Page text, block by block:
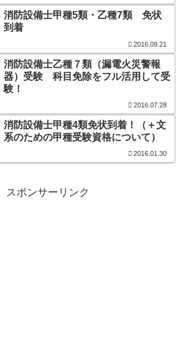
消防設備士甲種5類・乙種7類 免状
到着
2016.09.21
消防設備士乙種７類（漏電火災警報
器）受験 科目免除をフル活用して受
験！
2016.07.28
消防設備士甲種4類免状到着！（＋文
系のための甲種受験資格について）
2016.01.30
スポンサーリンク